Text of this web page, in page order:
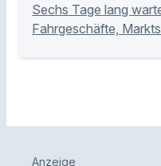
Sechs Tage lang
Fahrgeschäfte,
Anzeige